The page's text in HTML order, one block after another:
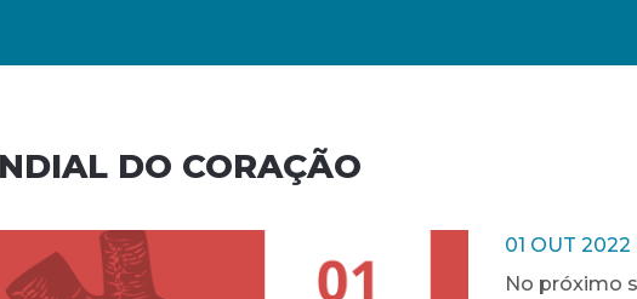
DO CORAÇÃO
01 OUT 2022
No próximo